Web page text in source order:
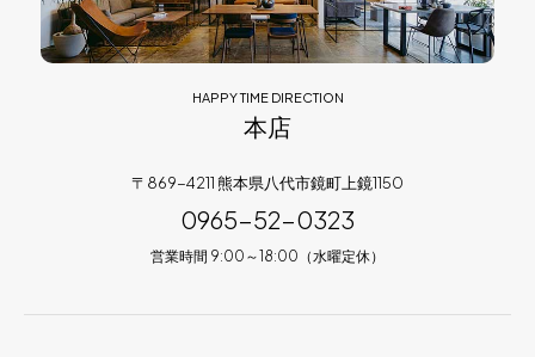
HAPPY TIME DIRECTION
本店
〒869-4211 熊本県八代市鏡町上鏡1150
0965-52-0323
営業時間 9:00～18:00（水曜定休）